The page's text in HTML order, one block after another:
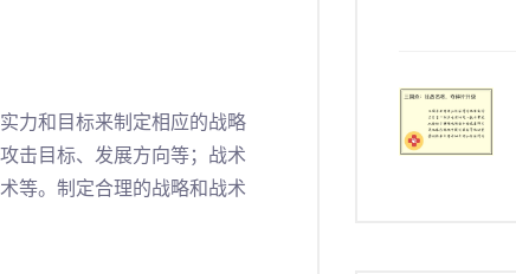
力和目标来制定相应的战略
击目标、发展方向等；战术
等。制定合理的战略和战术